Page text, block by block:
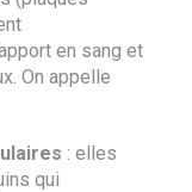
en sang et
On appelle
: elles
qui